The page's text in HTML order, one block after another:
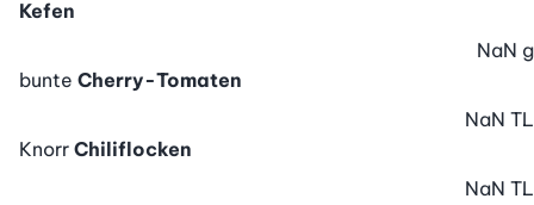
Kefen
bunte Cherry-Tomaten
NaN g
Knorr Chiliflocken
NaN TL
NaN TL